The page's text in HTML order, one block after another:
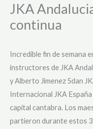
JKA
continua
Incredible fin de semana
instructores de JKA
y Alberto Jimenez 5dan
Internacional JKA
capital cantabra. Los
partieron durante estos 3